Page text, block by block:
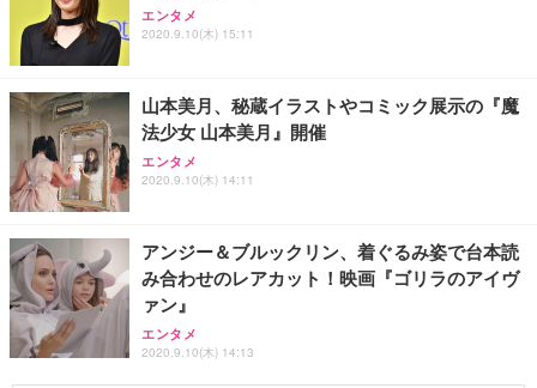
エンタメ
2020.9.10(木) 15:11
山本美月、秘蔵イラストやコミック展示の『魔
法少女 山本美月』開催
エンタメ
2020.9.10(木) 14:11
アンジー＆ブルックリン、着ぐるみ姿で台本読
み合わせのレアカット！映画『ゴリラのアイヴ
ァン』
エンタメ
2020.9.10(木) 14:13